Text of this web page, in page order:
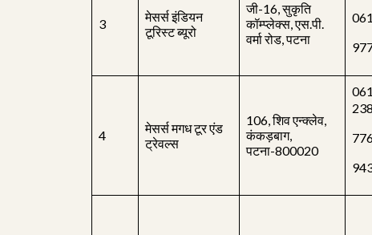
3
मेसर्स इंडियन
टूरिस्ट ब्यूरो
जी-16, सुकृति
कॉम्प्लेक्स, एस.पी.
वर्मा रोड, पटना
4
मेसर्स मगध टूर एंड
ट्रेवल्स
106, शिव एन्क्लेव,
कंकड़बाग,
पटना-800020